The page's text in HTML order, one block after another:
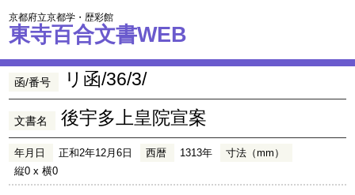
京都府立京都学・歴彩館
東寺百合文書WEB
函/番号 リ函/36/3/
文書名 後宇多上皇院宣案
年月日 正和2年12月6日 西暦 1313年
寸法（mm）
縦0 x 横0